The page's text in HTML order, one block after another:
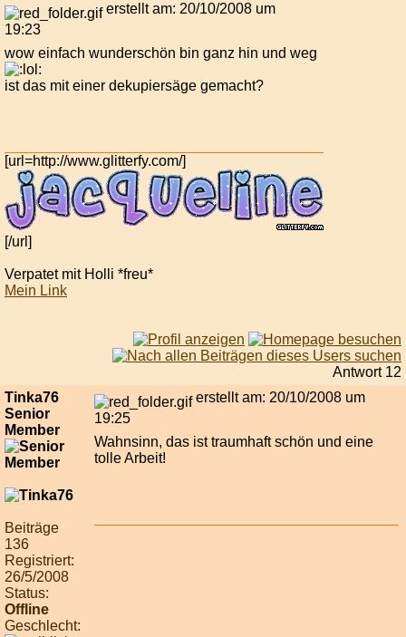
erstellt am: 20/10/2008 um
19:23
wow einfach wunderschön bin ganz hin und weg
ist das mit einer dekupiersäge gemacht?
[url=http://www.glitterfy.com/]
[/url]
Verpatet mit Holli *freu*
Mein Link
Antwort 12
Tinka76
Senior
Member
Beiträge
136
Registriert:
26/5/2008
Status:
Offline
Geschlecht:
erstellt am: 20/10/2008 um
19:25
Wahnsinn, das ist traumhaft schön und eine
tolle Arbeit!